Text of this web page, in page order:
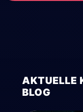
AKTUELLE
BLOG